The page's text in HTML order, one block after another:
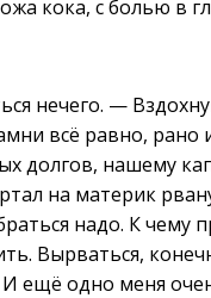
кока, с болью в
нечего. —
всё равно, рано
долгов, нашему
на материк
надо. К чему
Вырваться,
И ещё одно меня